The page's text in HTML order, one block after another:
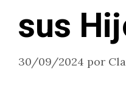
sus
30/09/2024 por